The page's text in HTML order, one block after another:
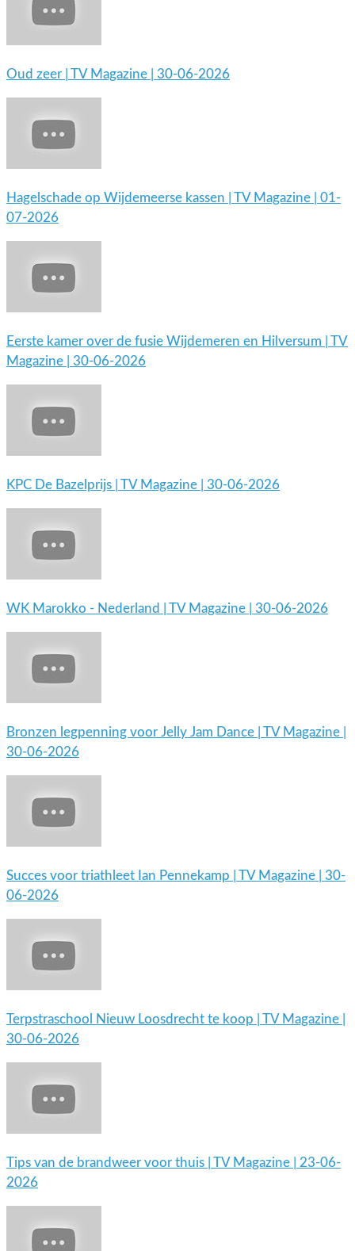
Oud zeer | TV Magazine | 30-06-2026
Hagelschade op Wijdemeerse kassen | TV Magazine | 01-
07-2026
Eerste kamer over de fusie Wijdemeren en Hilversum | TV
Magazine | 30-06-2026
KPC De Bazelprijs | TV Magazine | 30-06-2026
WK Marokko - Nederland | TV Magazine | 30-06-2026
Bronzen legpenning voor Jelly Jam Dance | TV Magazine |
30-06-2026
Succes voor triathleet Ian Pennekamp | TV Magazine | 30-
06-2026
Terpstraschool Nieuw Loosdrecht te koop | TV Magazine |
30-06-2026
Tips van de brandweer voor thuis | TV Magazine | 23-06-
2026